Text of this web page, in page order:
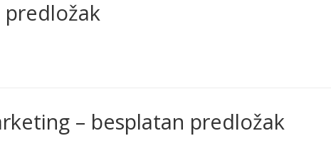
predložak
– besplatan predložak